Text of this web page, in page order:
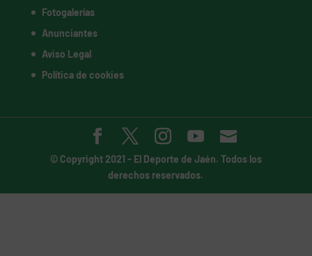
Fotogalerías
Anunciantes
Aviso Legal
Política de cookies
© Copyright 2021 - El Deporte de Jaén. Todos los
derechos reservados.